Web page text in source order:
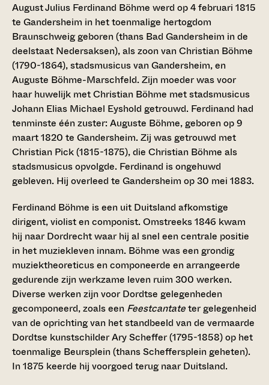
August Julius Ferdinand Böhme werd op 4 februari 1815
te Gandersheim in het toenmalige hertogdom
Braunschweig geboren (thans Bad Gandersheim in de
deelstaat Nedersaksen), als zoon van Christian Böhme
(1790-1864), stadsmusicus van Gandersheim, en
Auguste Böhme-Marschfeld. Zijn moeder was voor
haar huwelijk met Christian Böhme met stadsmusicus
Johann Elias Michael Eyshold getrouwd. Ferdinand had
tenminste één zuster: Auguste Böhme, geboren op 9
maart 1820 te Gandersheim. Zij was getrouwd met
Christian Pick (1815-1875), die Christian Böhme als
stadsmusicus opvolgde. Ferdinand is ongehuwd
gebleven. Hij overleed te Gandersheim op 30 mei 1883.
Ferdinand Böhme is een uit Duitsland afkomstige
dirigent, violist en componist. Omstreeks 1846 kwam
hij naar Dordrecht waar hij al snel een centrale positie
in het muziekleven innam. Böhme was een grondig
muziektheoreticus en componeerde en arrangeerde
gedurende zijn werkzame leven ruim 300 werken.
Diverse werken zijn voor Dordtse gelegenheden
gecomponeerd, zoals een Feestcantateter gelegenheid
van de oprichting van het standbeeld van de vermaarde
Dordtse kunstschilder Ary Scheffer (1795-1858) op het
toenmalige Beursplein (thans Scheffersplein geheten).
In 1875 keerde hij voorgoed terug naar Duitsland.